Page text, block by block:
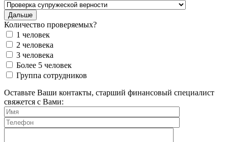
Дальше
Количество проверяемых?
1 человек
2 человека
3 человека
Более 5 человек
Группа сотрудников
Please leave this field empty.
Оставьте Ваши контакты, старший финансовый специалист
свяжется с Вами: